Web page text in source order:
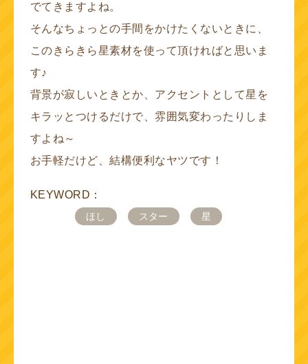
でてきますよね。
そんなちょっとの手間をかけたくないときに、
このきらきら星素材を使って頂ければと思いま
す♪
背景が寂しいときとか、アクセントとして星を
キラッとつけるだけで、雰囲気変わったりしま
すよね～
お手軽だけど、結構便利なヤツです！
KEYWORD：
ほし スター 星